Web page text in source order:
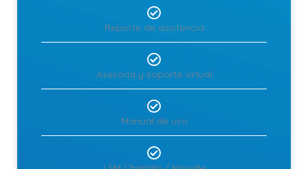
Reporte de asistencia
Asesoría y soporte virtual
Manual de uso